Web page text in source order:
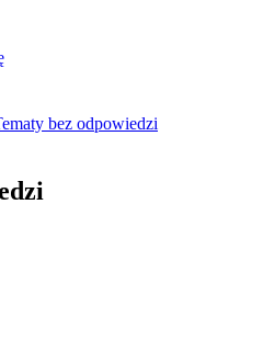
bez odpowiedzi